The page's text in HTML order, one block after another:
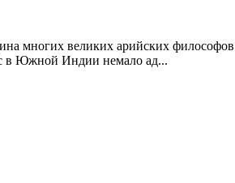
многих великих арийских
в Южной Индии немало ад...